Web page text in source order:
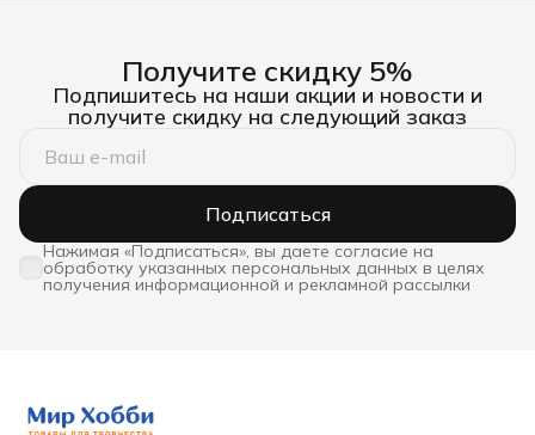
Получите скидку 5%
Подпишитесь на наши акции и новости и
получите скидку на следующий заказ
Подписаться
Нажимая «Подписаться», вы даете согласие на
обработку указанных персональных данных в целях
получения информационной и рекламной рассылки